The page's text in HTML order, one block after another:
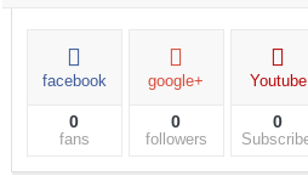
facebook
0
fans
google+
0
followers
Youtube
0